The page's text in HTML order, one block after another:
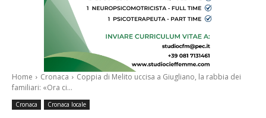
Home Cronaca
Coppia di Melito uccisa a Giugliano, la rabbia dei
familiari: «Ora ci...
Cronaca Cronaca locale